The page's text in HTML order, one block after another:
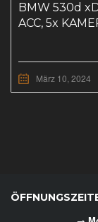
BMW 530d
ACC, 5x
März 10, 2024